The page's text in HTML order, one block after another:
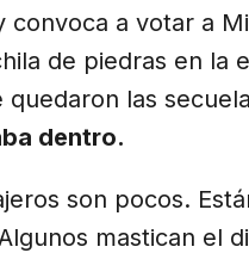
convoca a votar a
de piedras en la
quedaron las
dentro.
son pocos.
mastican el